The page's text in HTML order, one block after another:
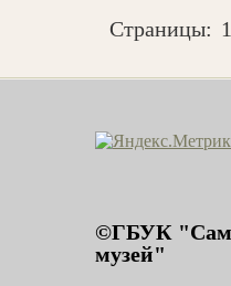
Страницы: 1
©ГБУК
музей"